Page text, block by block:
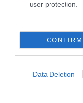
user protection.
CONFIRM
Data Deletion